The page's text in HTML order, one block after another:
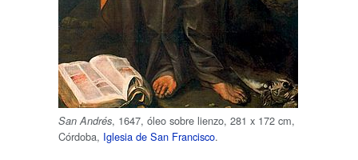
San Andrés, 1647, óleo sobre lienzo, 281 x 172 cm,
Córdoba, Iglesia de San Francisco.